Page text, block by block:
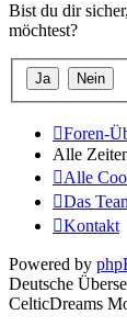
Bist du dir
möchtest?
Foren-
Alle
Alle
Das
Kontakt
Powered by
Deutsche
CelticDreams